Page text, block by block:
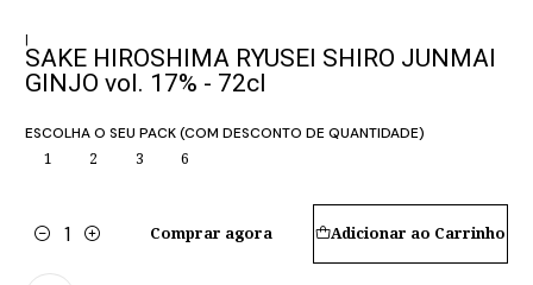
|
SAKE HIROSHIMA RYUSEI SHIRO JUNMAI
GINJO vol. 17% - 72cl
ESCOLHA O SEU PACK (COM DESCONTO DE QUANTIDADE)
1 2 3 6
Quantidade
Adicionar ao Carrinho
Comprar agora